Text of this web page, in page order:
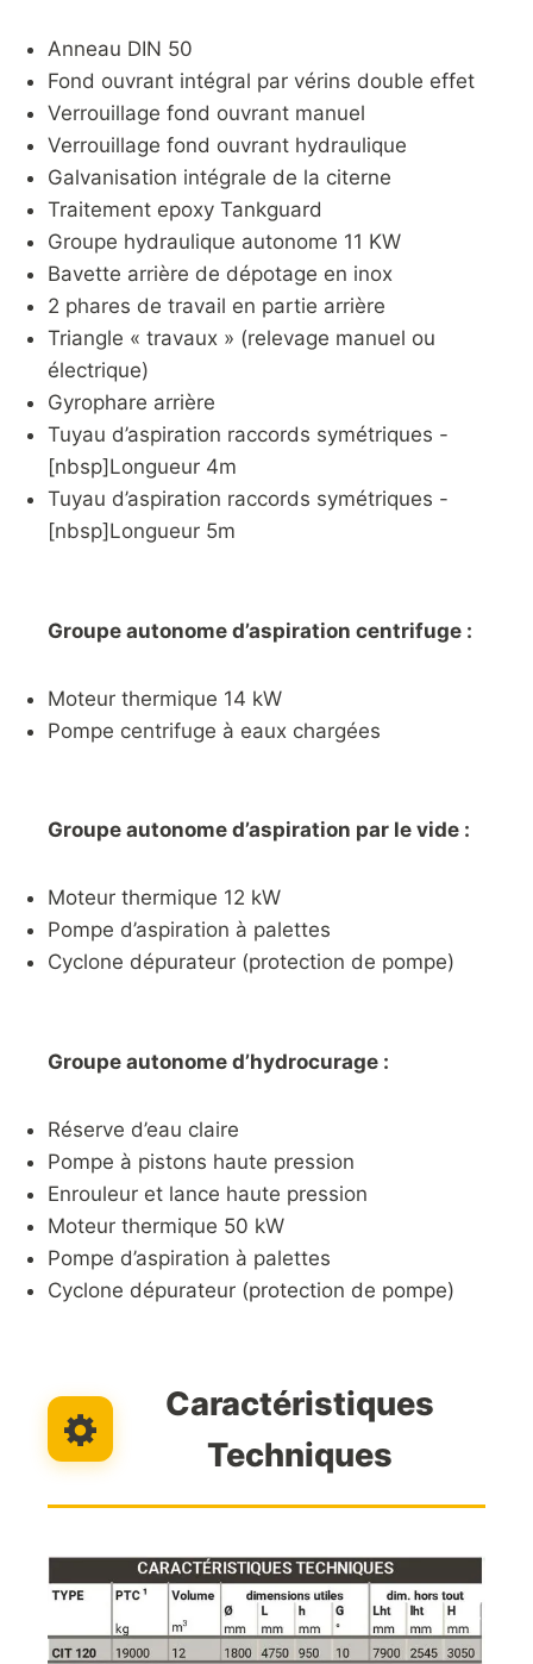
Anneau DIN 50
Fond ouvrant intégral par vérins double effet
Verrouillage fond ouvrant manuel
Verrouillage fond ouvrant hydraulique
Galvanisation intégrale de la citerne
Traitement epoxy Tankguard
Groupe hydraulique autonome 11 KW
Bavette arrière de dépotage en inox
2 phares de travail en partie arrière
Triangle « travaux » (relevage manuel ou
électrique)
Gyrophare arrière
Tuyau d’aspiration raccords symétriques -
[nbsp]Longueur 4m
Tuyau d’aspiration raccords symétriques -
[nbsp]Longueur 5m
Groupe autonome d’aspiration centrifuge :
Moteur thermique 14 kW
Pompe centrifuge à eaux chargées
Groupe autonome d’aspiration par le vide :
Moteur thermique 12 kW
Pompe d’aspiration à palettes
Cyclone dépurateur (protection de pompe)
Groupe autonome d’hydrocurage :
Réserve d’eau claire
Pompe à pistons haute pression
Enrouleur et lance haute pression
Moteur thermique 50 kW
Pompe d’aspiration à palettes
Cyclone dépurateur (protection de pompe)
Caractéristiques
Techniques